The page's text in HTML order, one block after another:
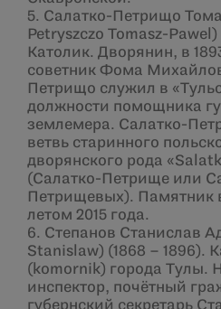
5. Салатко-Петрищо
Petryszczo Tomasz-Pawel)
Католик. Дворянин, в
советник Фома
Петрищо служил в
должности помощника
землемера. Салатко-
ветвь старинного
дворянского рода
(Салатко-Петрище или
Петрищевых). Памятник
летом 2015 года.
6. Степанов Станислав
Stanislaw) (1868 – 1896).
(komornik) города Тулы.
инспектор, почётный
губернский секретарь